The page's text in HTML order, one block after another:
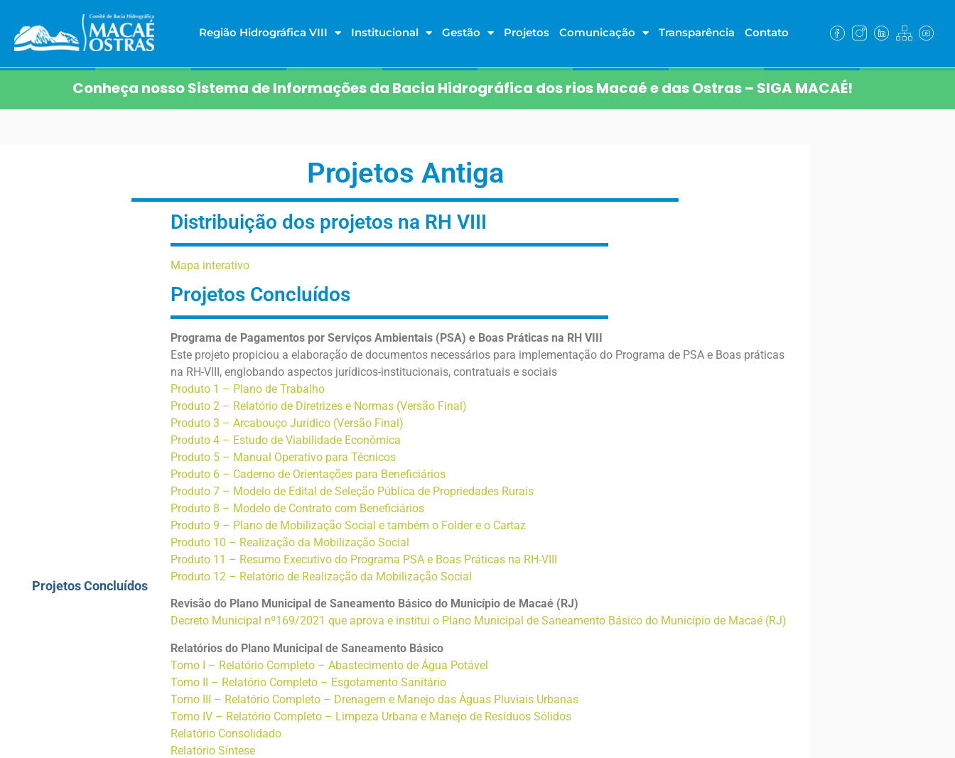
Região Hidrográfica VIII Institucional Gestão Projetos Comunicação Transparência Contato
Conheça nosso Sistema de Informações da Bacia Hidrográfica dos rios Macaé e das Ostras – SIGA MACAÉ!
Projetos Antiga
Projetos Concluídos
Distribuição dos projetos na RH VIII
Mapa interativo
Projetos Concluídos
Programa de Pagamentos por Serviços Ambientais (PSA) e Boas Práticas na RH VIII
Este projeto propiciou a elaboração de documentos necessários para implementação do Programa de PSA e Boas práticas
na RH-VIII, englobando aspectos jurídicos-institucionais, contratuais e sociais
Produto 1 – Plano de Trabalho
Produto 2 – Relatório de Diretrizes e Normas (Versão Final)
Produto 3 – Arcabouço Jurídico (Versão Final)
Produto 4 – Estudo de Viabilidade Econômica
Produto 5 – Manual Operativo para Técnicos
Produto 6 – Caderno de Orientações para Beneficiários
Produto 7 – Modelo de Edital de Seleção Pública de Propriedades Rurais
Produto 8 – Modelo de Contrato com Beneficiários
Produto 9 – Plano de Mobilização Social e também o Folder e o Cartaz
Produto 10 – Realização da Mobilização Social
Produto 11 – Resumo Executivo do Programa PSA e Boas Práticas na RH-VIII
Produto 12 – Relatório de Realização da Mobilização Social
Revisão do Plano Municipal de Saneamento Básico do Município de Macaé (RJ)
Decreto Municipal nº169/2021 que aprova e institui o Plano Municipal de Saneamento Básico do Município de Macaé (RJ)
Relatórios do Plano Municipal de Saneamento Básico
Tomo I – Relatório Completo – Abastecimento de Água Potável
Tomo II – Relatório Completo – Esgotamento Sanitário
Tomo III – Relatório Completo – Drenagem e Manejo das Águas Pluviais Urbanas
Tomo IV – Relatório Completo – Limpeza Urbana e Manejo de Resíduos Sólidos
Relatório Consolidado
Relatório Síntese